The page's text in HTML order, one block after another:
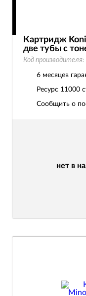
нет в
Картридж
две тубы с
Код производителя:
6 месяцев
Ресурс 11000
Сообщить о